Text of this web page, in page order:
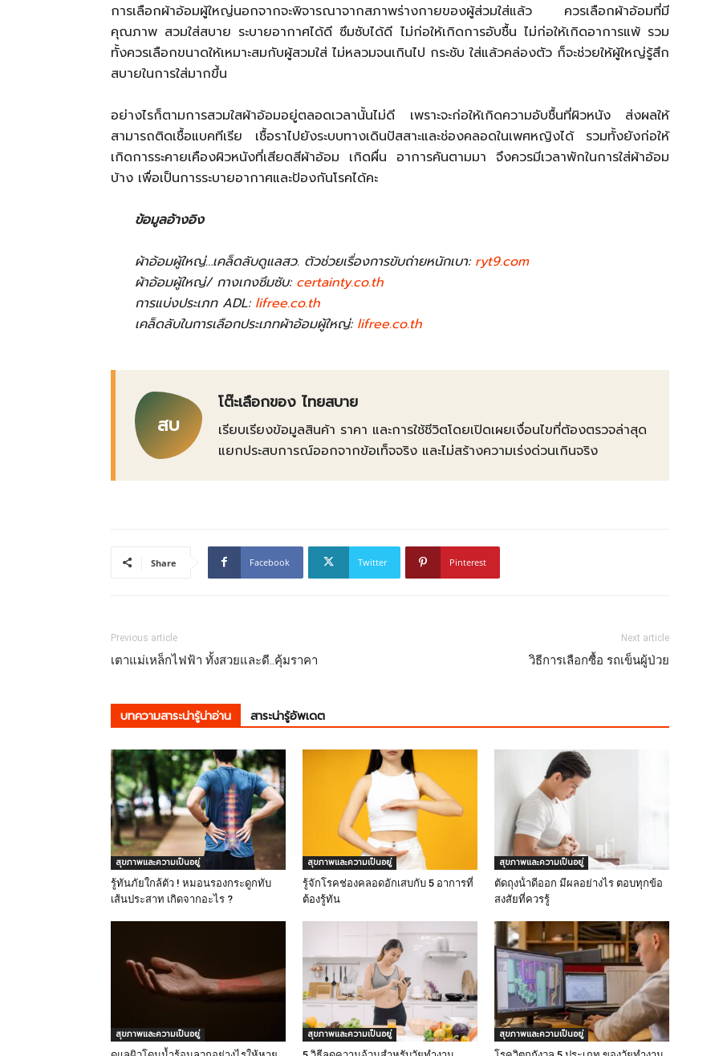
การเลือกผ้าอ้อมผู้ใหญ่นอกจากจะพิจารณาจากสภาพร่างกายของผู้ส่วมใส่แล้ว ควรเลือกผ้าอ้อมที่มี
คุณภาพ สวมใส่สบาย ระบายอากาศได้ดี ซึมซับได้ดี ไม่ก่อให้เกิดการอับชื้น ไม่ก่อให้เกิดอาการแพ้ รวม
ทั้งควรเลือกขนาดให้เหมาะสมกับผู้สวมใส่ ไม่หลวมจนเกินไป กระชับ ใส่แล้วคล่องตัว ก็จะช่วยให้ผู้ใหญ่รู้สึก
สบายในการใส่มากขึ้น
อย่างไรก็ตามการสวมใสผ้าอ้อมอยู่ตลอดเวลานั้นไม่ดี เพราะจะก่อให้เกิดความอับชื้นที่ผิวหนัง ส่งผลให้
สามารถติดเชื้อแบคทีเรีย เชื้อราไปยังระบบทางเดินปัสสาะและช่องคลอดในเพศหญิงได้ รวมทั้งยังก่อให้
เกิดการระคายเคืองผิวหนังที่เสียดสีผ้าอ้อม เกิดผื่น อาการคันตามมา จึงควรมีเวลาพักในการใส่ผ้าอ้อม
บ้าง เพื่อเป็นการระบายอากาศและป้องกันโรคได้คะ
ข้อมูลอ้างอิง
ผ้าอ้อมผู้ใหญ่…เคล็ดลับดูแลสว. ตัวช่วยเรื่องการขับถ่ายหนักเบา: ryt9.com
ผ้าอ้อมผู้ใหญ่/ กางเกงซึมซับ: certainty.co.th
การแบ่งประเภท ADL: lifree.co.th
เคล็ดลับในการเลือกประเภทผ้าอ้อมผู้ใหญ่: lifree.co.th
สบ
โต๊ะเลือกของ ไทยสบาย
เรียบเรียงข้อมูลสินค้า ราคา และการใช้ชีวิตโดยเปิดเผยเงื่อนไขที่ต้องตรวจล่าสุด
แยกประสบการณ์ออกจากข้อเท็จจริง และไม่สร้างความเร่งด่วนเกินจริง
Share Facebook Twitter Pinterest
Previous article
เตาแม่เหล็กไฟฟ้า ทั้งสวยและดี..คุ้มราคา
Next article
วิธีการเลือกซื้อ รถเข็นผู้ป่วย
บทความสาระน่ารู้น่าอ่าน สาระน่ารู้อัพเดต
สุขภาพและความเป็นอยู่
รู้ทันภัยใกล้ตัว ! หมอนรองกระดูกทับ
เส้นประสาท เกิดจากอะไร ?
สุขภาพและความเป็นอยู่
รู้จักโรคช่องคลอดอักเสบกับ 5 อาการที่
ต้องรู้ทัน
สุขภาพและความเป็นอยู่
ตัดถุงน้ําดีออก มีผลอย่างไร ตอบทุกข้อ
สงสัยที่ควรรู้
สุขภาพและความเป็นอยู่
สุขภาพและความเป็นอยู่
สุขภาพและความเป็นอยู่